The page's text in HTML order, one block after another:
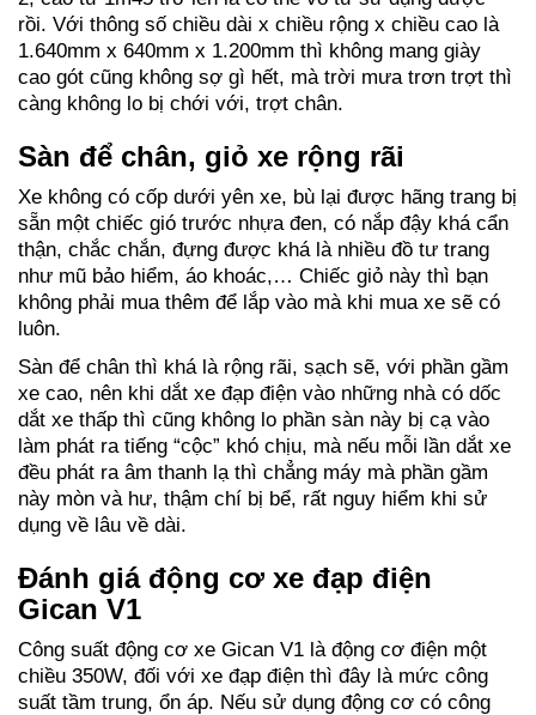
rồi. Với thông số chiều dài x chiều rộng x chiều cao là
1.640mm x 640mm x 1.200mm thì không mang giày
cao gót cũng không sợ gì hết, mà trời mưa trơn trợt thì
càng không lo bị chới với, trợt chân.
Sàn để chân, giỏ xe rộng rãi
Xe không có cốp dưới yên xe, bù lại được hãng trang bị
sẵn một chiếc gió trước nhựa đen, có nắp đậy khá cẩn
thận, chắc chắn, đựng được khá là nhiều đồ tư trang
như mũ bảo hiểm, áo khoác,… Chiếc giỏ này thì bạn
không phải mua thêm để lắp vào mà khi mua xe sẽ có
luôn.
Sàn để chân thì khá là rộng rãi, sạch sẽ, với phần gầm
xe cao, nên khi dắt xe đạp điện vào những nhà có dốc
dắt xe thấp thì cũng không lo phần sàn này bị cạ vào
làm phát ra tiếng “cộc” khó chịu, mà nếu mỗi lần dắt xe
đều phát ra âm thanh lạ thì chẳng máy mà phần gầm
này mòn và hư, thậm chí bị bể, rất nguy hiểm khi sử
dụng về lâu về dài.
Đánh giá động cơ xe đạp điện
Gican V1
Công suất động cơ xe Gican V1 là động cơ điện một
chiều 350W, đối với xe đạp điện thì đây là mức công
suất tầm trung, ổn áp. Nếu sử dụng động cơ có công